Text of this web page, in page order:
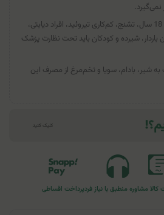
نمی‌گیرد.
مصرف این دارو در افراد زیر 18 سال، تشنج، کم‌کاری تیروئید، افراد دیابتی،
باردار، شیرده و کودکان باید تحت نظارت پزشک
شیر، بادام، سویا و تخم‌مرغ از مصرف این
کالا مشاوره منطبق با نیاز فردپرداخت اقساطی